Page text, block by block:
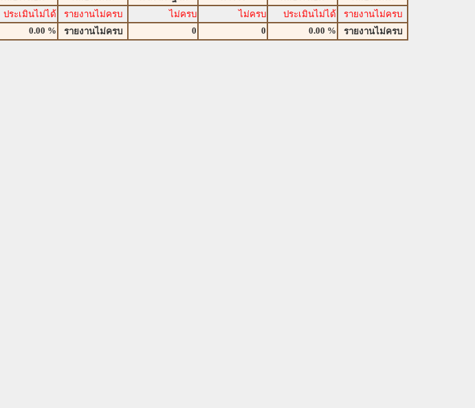
ประเมินไม่ได้ รายงานไม่ครบ ไม่ครบ ไม่ครบ ประเมินไม่ได้
รายงานไม่ครบ
0.00 % รายงานไม่ครบ 0 0 0.00 % รายงานไม่ครบ